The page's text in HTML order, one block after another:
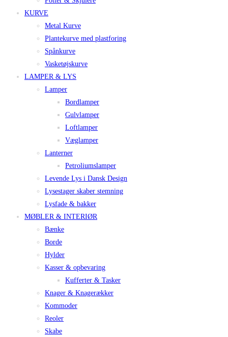
KURVE
Metal Kurve
Plantekurve med plastforing
Spånkurve
Vasketøjskurve
LAMPER & LYS
Lamper
Bordlamper
Gulvlamper
Loftlamper
Væglamper
Lanterner
Petroliumslamper
Levende Lys i Dansk Design
Lysestager skaber stemning
Lysfade & bakker
MØBLER & INTERIØR
Bænke
Borde
Hylder
Kasser & opbevaring
Kufferter & Tasker
Knager & Knagerækker
Kommoder
Reoler
Skabe